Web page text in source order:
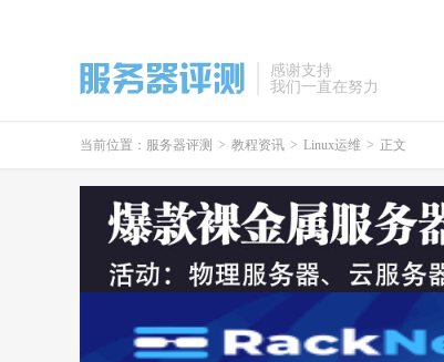
感谢支持
我们一直在努力
当前位置： 服务器评测 > 教程资讯 > Linux运维 > 正文